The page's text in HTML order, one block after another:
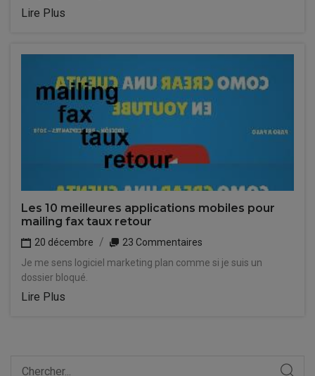
Lire Plus
Les 10 meilleures applications mobiles pour
mailing fax taux retour
20 décembre
23 Commentaires
Je me sens logiciel marketing plan comme si je suis un
dossier bloqué.
Lire Plus